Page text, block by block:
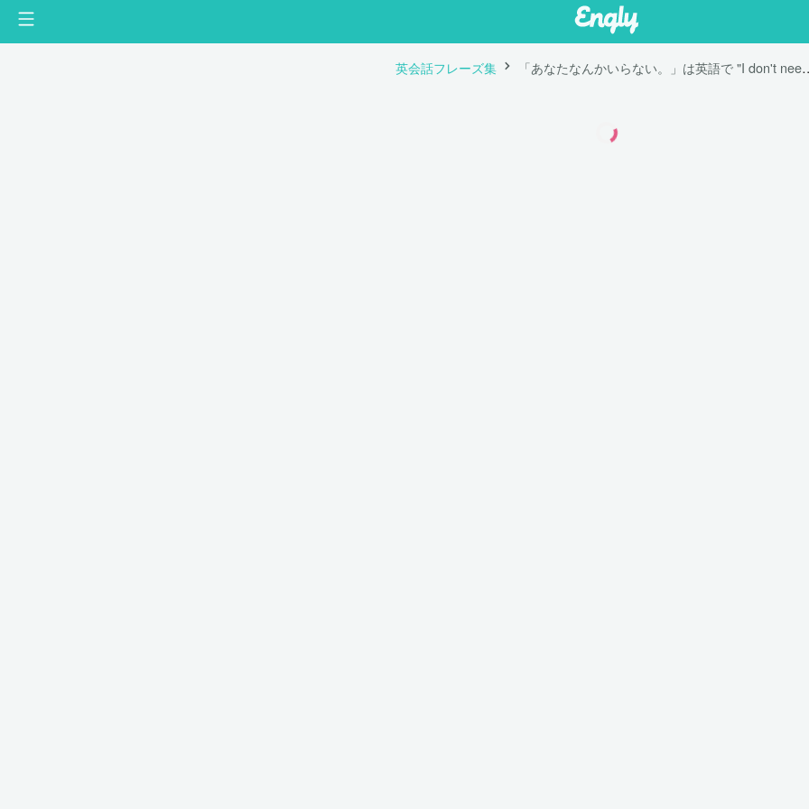
英会話フレーズ集 「あなたなんかい